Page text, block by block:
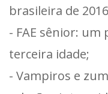
brasileira de
- FAE sênior:
terceira idade;
- Vampiros e